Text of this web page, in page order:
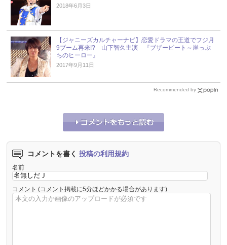
2018年6月3日
【ジャニーズカルチャーナビ】恋愛ドラマの王道でフジ月
9ブーム再来!? 山下智久主演 『ブザービート～崖っぷ
ちのヒーロー』
2017年9月11日
Recommended by
コメントを書く 投稿の利用規約
名前
コメント (コメント掲載に5分ほどかかる場合があります)